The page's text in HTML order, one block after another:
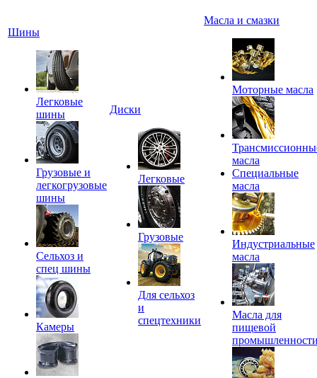
Шины
Легковые
шины
Грузовые и
легкогрузовые
шины
Сельхоз и
спец шины
Камеры
Диски
Легковые
Грузовые
Для сельхоз
и
спецтехники
Масла и смазки
Моторные масла
масла
Специальные
масла
Индустриальные
масла
Масла для
пищевой